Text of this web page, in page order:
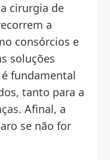
cirurgia de
a
consórcios e
soluções
fundamental
tanto para a
. Afinal, a
se não for